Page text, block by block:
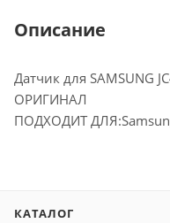
Описание
Датчик для SAMSUNG
ОРИГИНАЛ
ПОДХОДИТ
КАТАЛОГ